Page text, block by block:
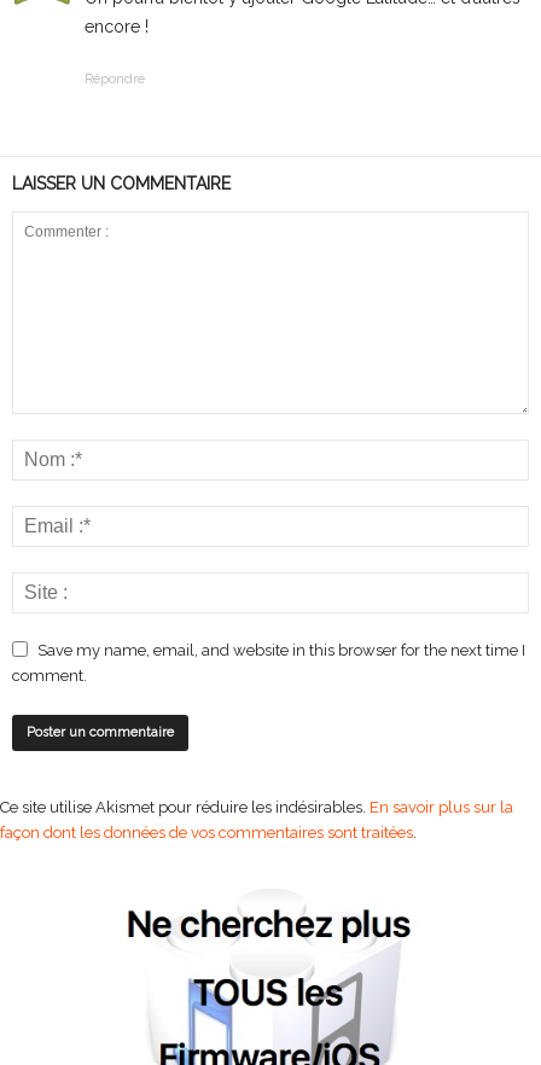
encore !
Répondre
LAISSER UN COMMENTAIRE
Save my name, email, and website in this browser for the next time I
comment.
Ce site utilise Akismet pour réduire les indésirables. En savoir plus sur la
façon dont les données de vos commentaires sont traitées